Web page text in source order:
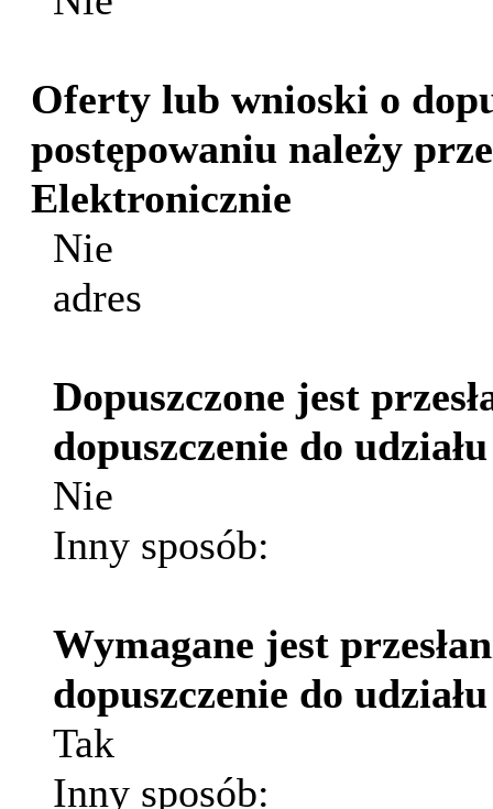
Oferty lub wnioski o
postępowaniu należy
Elektronicznie
Nie
adres
Dopuszczone jest
dopuszczenie do
Nie
Inny sposób:
Wymagane jest
dopuszczenie do
Tak
Inny sposób: